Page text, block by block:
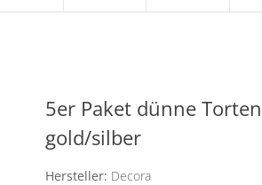
5er Paket dünne
gold/silber
Hersteller: Decora